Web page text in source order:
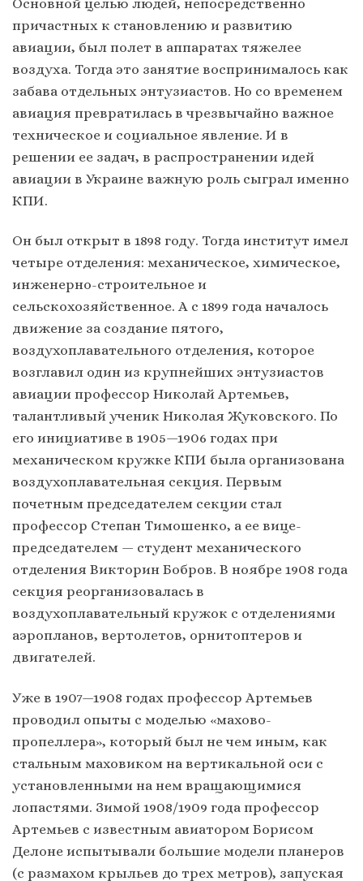
Основной целью людей, непосредственно
причастных к становлению и развитию
авиации, был полет в аппаратах тяжелее
воздуха. Тогда это занятие воспринималось как
забава отдельных энтузиастов. Но со временем
авиация превратилась в чрезвычайно важное
техническое и социальное явление. И в
решении ее задач, в распространении идей
авиации в Украине важную роль сыграл именно
КПИ.
Он был открыт в 1898 году. Тогда институт имел
четыре отделения: механическое, химическое,
инженерно-строительное и
сельскохозяйственное. А с 1899 года началось
движение за создание пятого,
воздухоплавательного отделения, которое
возглавил один из крупнейших энтузиастов
авиации профессор Николай Артемьев,
талантливый ученик Николая Жуковского. По
его инициативе в 1905—1906 годах при
механическом кружке КПИ была организована
воздухоплавательная секция. Первым
почетным председателем секции стал
профессор Степан Тимошенко, а ее вице-
председателем — студент механического
отделения Викторин Бобров. В ноябре 1908 года
секция реорганизовалась в
воздухоплавательный кружок с отделениями
аэропланов, вертолетов, орнитоптеров и
двигателей.
Уже в 1907—1908 годах профессор Артемьев
проводил опыты с моделью «махово-
пропеллера», который был не чем иным, как
стальным маховиком на вертикальной оси с
установленными на нем вращающимися
лопастями. Зимой 1908/1909 года профессор
Артемьев с известным авиатором Борисом
Делоне испытывали большие модели планеров
(с размахом крыльев до трех метров), запуская